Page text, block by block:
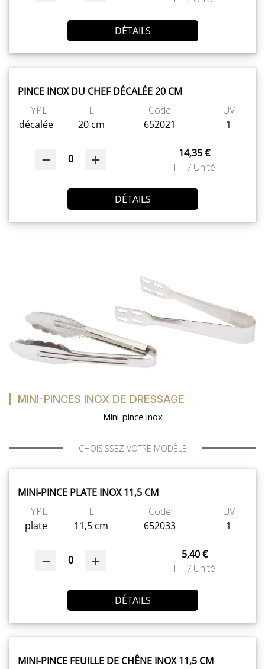
DÉTAILS
PINCE INOX DU CHEF DÉCALÉE 20 CM
TYPE
décalée
L
20 cm
Code
652021
UV
1
0
14,35 €
HT / Unité
DÉTAILS
MINI-PINCES INOX DE DRESSAGE
Mini-pince inox
CHOISISSEZ VOTRE MODÈLE
MINI-PINCE PLATE INOX 11,5 CM
TYPE
plate
L
11,5 cm
Code
652033
UV
1
0
5,40 €
HT / Unité
DÉTAILS
MINI-PINCE FEUILLE DE CHÊNE INOX 11,5 CM